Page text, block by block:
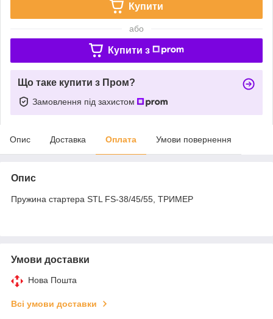
Купити
або
Купити з
Що таке купити з Пром?
Замовлення під захистом
Опис Доставка Оплата Умови повернення
Опис
Пружина стартера STL FS-38/45/55, ТРИМЕР
Умови доставки
Нова Пошта
Всі умови доставки